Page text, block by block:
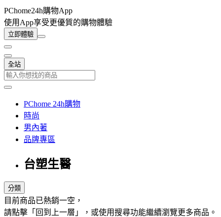
PChome24h購物App
使用App享受更優質的購物體驗
立即體驗
全站
PChome 24h購物
時尚
男內著
品牌專區
台塑生醫
分類
目前商品已熱銷一空，
請點擊「回到上一層」，或使用搜尋功能繼續瀏覽更多商品。